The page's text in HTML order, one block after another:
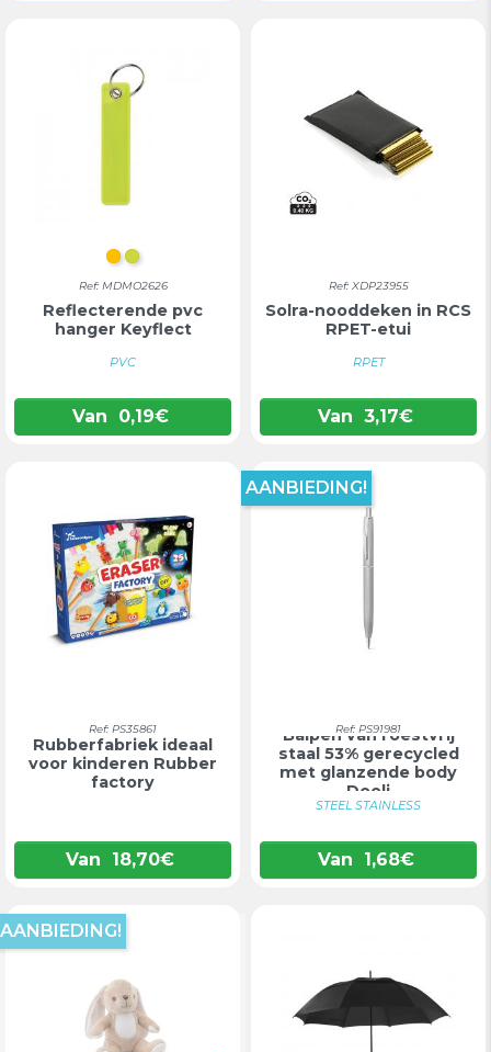
FLUORESCEREND ORANJE
FLUORESCEREND GEEL
Ref: MDMO2626
Reflecterende pvc
hanger Keyflect
PVC
Van 0,19€
Ref: XDP23955
Solra-nooddeken in RCS
RPET-etui
RPET
Van 3,17€
Ref: PS35861
Rubberfabriek ideaal
voor kinderen Rubber
factory
Van 18,70€
Ref: PS91981
Balpen van roestvrij
staal 53% gerecycled
met glanzende body
Dooli
STEEL STAINLESS
Van 1,68€
AANBIEDING!
AANBIEDING!